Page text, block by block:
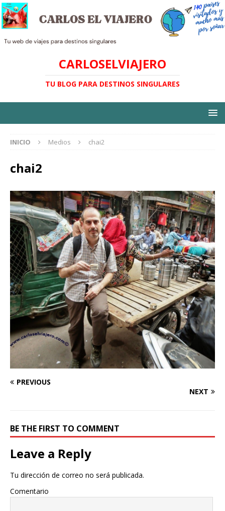
CARLOSELVIAJERO
TU BLOG PARA DESTINOS SINGULARES
INICIO Medios chai2
chai2
PREVIOUS
NEXT
BE THE FIRST TO COMMENT
Leave a Reply
Tu dirección de correo no será publicada.
Comentario